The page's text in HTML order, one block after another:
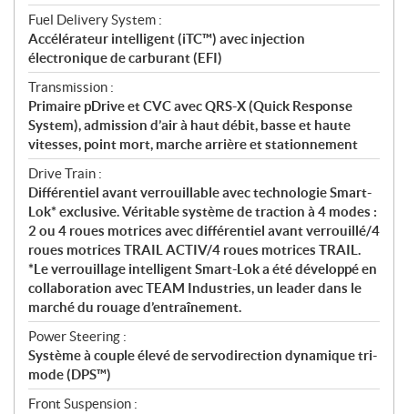
Fuel Delivery System :
Accélérateur intelligent (iTC™) avec injection
électronique de carburant (EFI)
Transmission :
Primaire pDrive et CVC avec QRS-X (Quick Response
System), admission d’air à haut débit, basse et haute
vitesses, point mort, marche arrière et stationnement
Drive Train :
Différentiel avant verrouillable avec technologie Smart-
Lok* exclusive. Véritable système de traction à 4 modes :
2 ou 4 roues motrices avec différentiel avant verrouillé/4
roues motrices TRAIL ACTIV/4 roues motrices TRAIL.
*Le verrouillage intelligent Smart-Lok a été développé en
collaboration avec TEAM Industries, un leader dans le
marché du rouage d’entraînement.
Power Steering :
Système à couple élevé de servodirection dynamique tri-
mode (DPS™)
Front Suspension :